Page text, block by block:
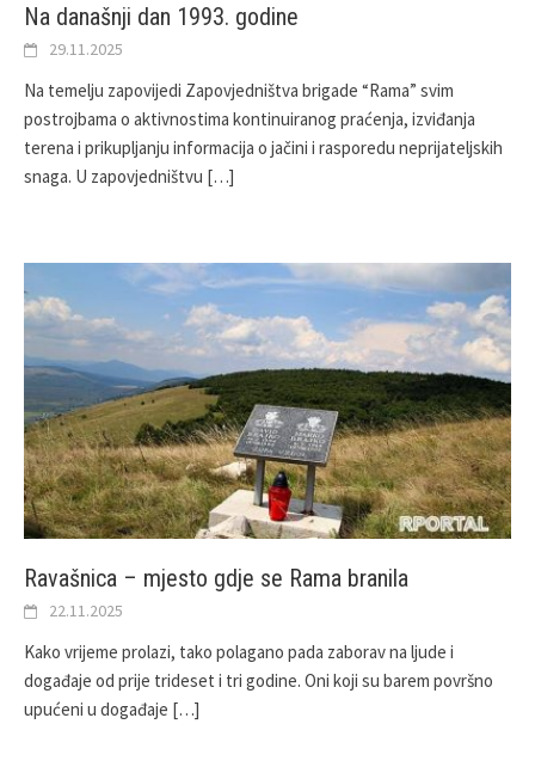
Na današnji dan 1993. godine
29.11.2025
Na temelju zapovijedi Zapovjedništva brigade “Rama” svim
postrojbama o aktivnostima kontinuiranog praćenja, izviđanja
terena i prikupljanju informacija o jačini i rasporedu neprijateljskih
snaga. U zapovjedništvu […]
Ravašnica – mjesto gdje se Rama branila
22.11.2025
Kako vrijeme prolazi, tako polagano pada zaborav na ljude i
događaje od prije trideset i tri godine. Oni koji su barem površno
upućeni u događaje […]